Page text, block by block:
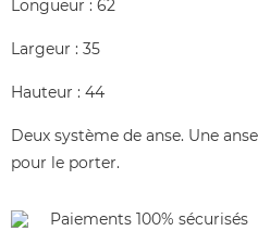
Longueur : 62
Largeur : 35
Hauteur : 44
Deux système de anse. Une
pour le porter.
Paiements 100% sécurisés